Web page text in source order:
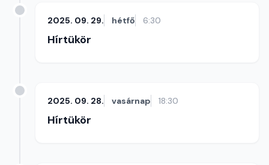
2025. 09. 29. hétfő 6:30
Hírtükör
2025. 09. 28. vasárnap 18:30
Hírtükör